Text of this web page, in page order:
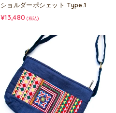
ショルダーポシェット Type.1
¥13,480 (税込)